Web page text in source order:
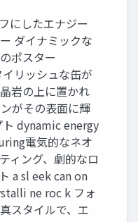
にしたエナジー
ダイナミックな
ポスター
リッシュな缶が
岩の上に置かれ
がその表面に輝
dynamic energy
電気的なネオ
ィング、劇的なロ
a sl eek can on
ne roc k フォ
スタイルで、エ